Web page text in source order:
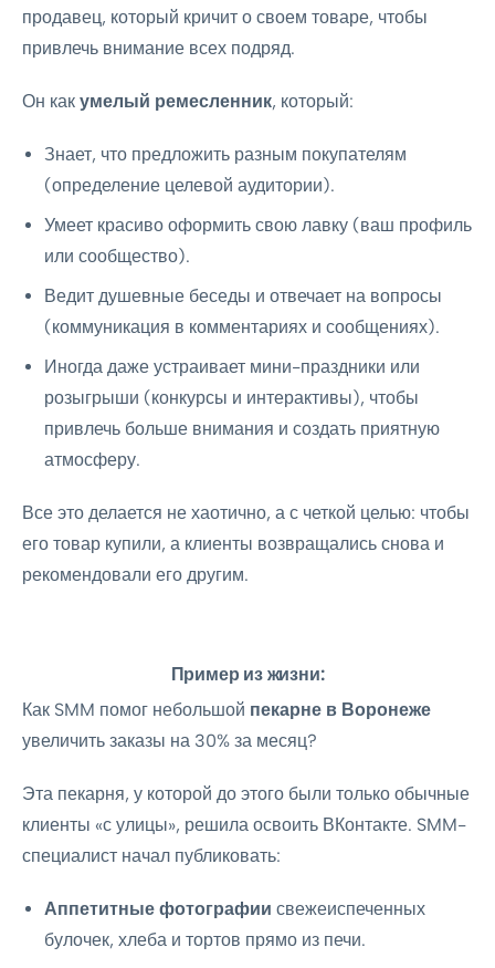
продавец, который кричит о своем товаре, чтобы
привлечь внимание всех подряд.
Он как умелый ремесленник, который:
Знает, что предложить разным покупателям
(определение целевой аудитории).
Умеет красиво оформить свою лавку (ваш профиль
или сообщество).
Ведит душевные беседы и отвечает на вопросы
(коммуникация в комментариях и сообщениях).
Иногда даже устраивает мини-праздники или
розыгрыши (конкурсы и интерактивы), чтобы
привлечь больше внимания и создать приятную
атмосферу.
Все это делается не хаотично, а с четкой целью: чтобы
его товар купили, а клиенты возвращались снова и
рекомендовали его другим.
Пример из жизни:
Как SMM помог небольшой пекарне в Воронеже
увеличить заказы на 30% за месяц?
Эта пекарня, у которой до этого были только обычные
клиенты «с улицы», решила освоить ВКонтакте. SMM-
специалист начал публиковать:
Аппетитные фотографии свежеиспеченных
булочек, хлеба и тортов прямо из печи.